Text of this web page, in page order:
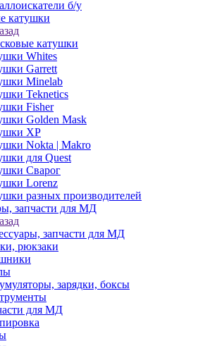
б/у
катушки
катушки
Whites
Garrett
Minelab
Teknetics
Fisher
Golden Mask
XP
Nokta | Makro
для Quest
Сварог
Lorenz
разных производителей
запчасти для МД
запчасти для МД
рюкзаки
зарядки, боксы
для МД